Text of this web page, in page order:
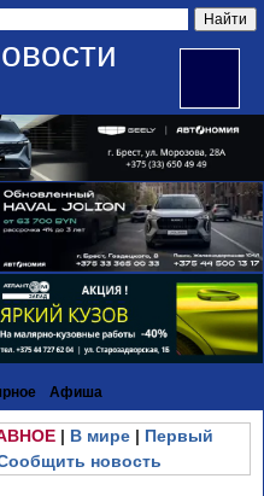
Афиша
| В мире| Первый
новость